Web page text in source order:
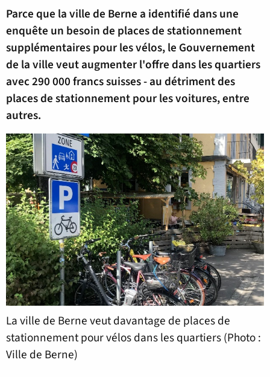
Parce que la ville de Berne a identifié dans une
enquête un besoin de places de stationnement
supplémentaires pour les vélos, le Gouvernement
de la ville veut augmenter l'offre dans les quartiers
avec 290 000 francs suisses - au détriment des
places de stationnement pour les voitures, entre
autres.
La ville de Berne veut davantage de places de
stationnement pour vélos dans les quartiers (Photo :
Ville de Berne)